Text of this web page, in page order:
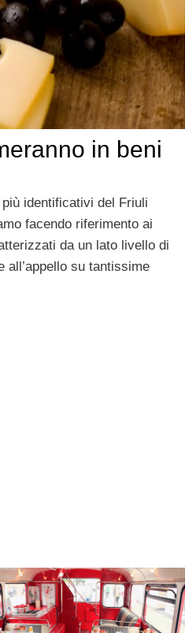
in beni
identificativi del Friuli
facendo riferimento ai
da un lato livello di
all’appello su tantissime